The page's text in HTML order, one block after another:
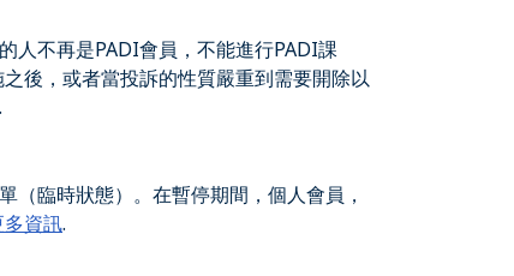
人不再是PADI會員，不能進行PADI課
後，或者當投訴的性質嚴重到需要開除以
.
（臨時狀態）。在暫停期間，個人會員，
多資訊.